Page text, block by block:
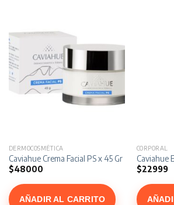
DERMOCOSMÉTICA
Caviahue Crema Facial PS x 45 Gr
$48000
AÑADIR AL CARRITO
CORPORAL
Caviahue
$22999